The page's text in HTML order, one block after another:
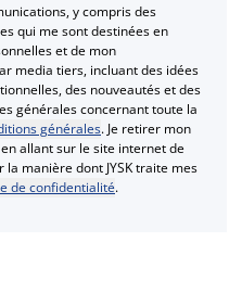
y compris des
qui me sont destinées en
et de mon
media tiers, incluant des idées
des nouveautés et des
générales concernant toute la
générales. Je retirer mon
allant sur le site internet de
la manière dont JYSK traite mes
de confidentialité.